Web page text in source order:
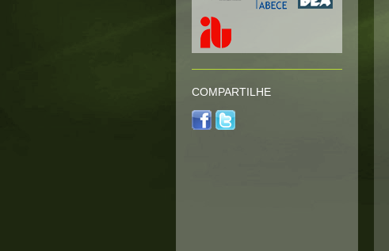
COMPARTILHE